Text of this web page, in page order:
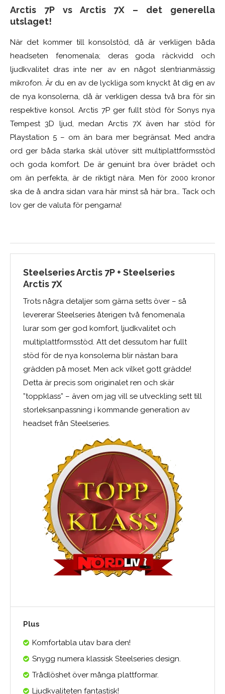
Arctis 7P vs Arctis 7X – det generella
utslaget!
När det kommer till konsolstöd, då är verkligen båda
headseten fenomenala; deras goda räckvidd och
ljudkvalitet dras inte ner av en något slentrianmässig
mikrofon. Är du en av de lyckliga som knyckt åt dig en av
de nya konsolerna, då är verkligen dessa två bra för sin
respektive konsol. Arctis 7P ger fullt stöd för Sonys nya
Tempest 3D ljud, medan Arctis 7X även har stöd för
Playstation 5 – om än bara mer begränsat. Med andra
ord ger båda starka skäl utöver sitt multiplattformsstöd
och goda komfort. De är genuint bra över brädet och
om än perfekta, är de riktigt nära. Men för 2000 kronor
ska de å andra sidan vara här minst så här bra… Tack och
lov ger de valuta för pengarna!
Steelseries Arctis 7P + Steelseries
Arctis 7X
Trots några detaljer som gärna setts över – så
levererar Steelseries återigen två fenomenala
lurar som ger god komfort, ljudkvalitet och
multiplattformsstöd. Att det dessutom har fullt
stöd för de nya konsolerna blir nästan bara
grädden på moset. Men ack vilket gott grädde!
Detta är precis som originalet ren och skär
”toppklass” – även om jag vill se utveckling sett till
storleksanpassning i kommande generation av
headset från Steelseries.
Plus
Komfortabla utav bara den!
Snygg numera klassisk Steelseries design.
Trådlöshet över många plattformar.
Ljudkvaliteten fantastisk!